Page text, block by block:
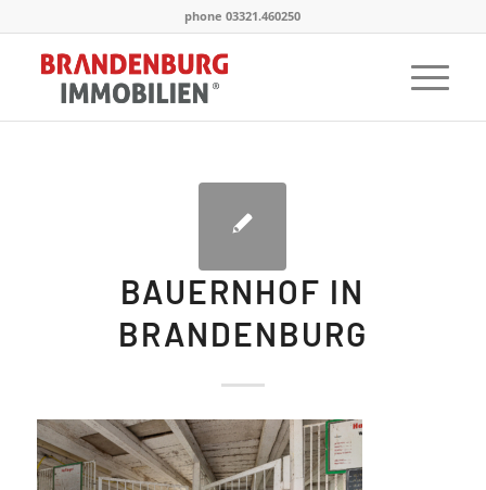
phone 03321.460250
BAUERNHOF IN
BRANDENBURG